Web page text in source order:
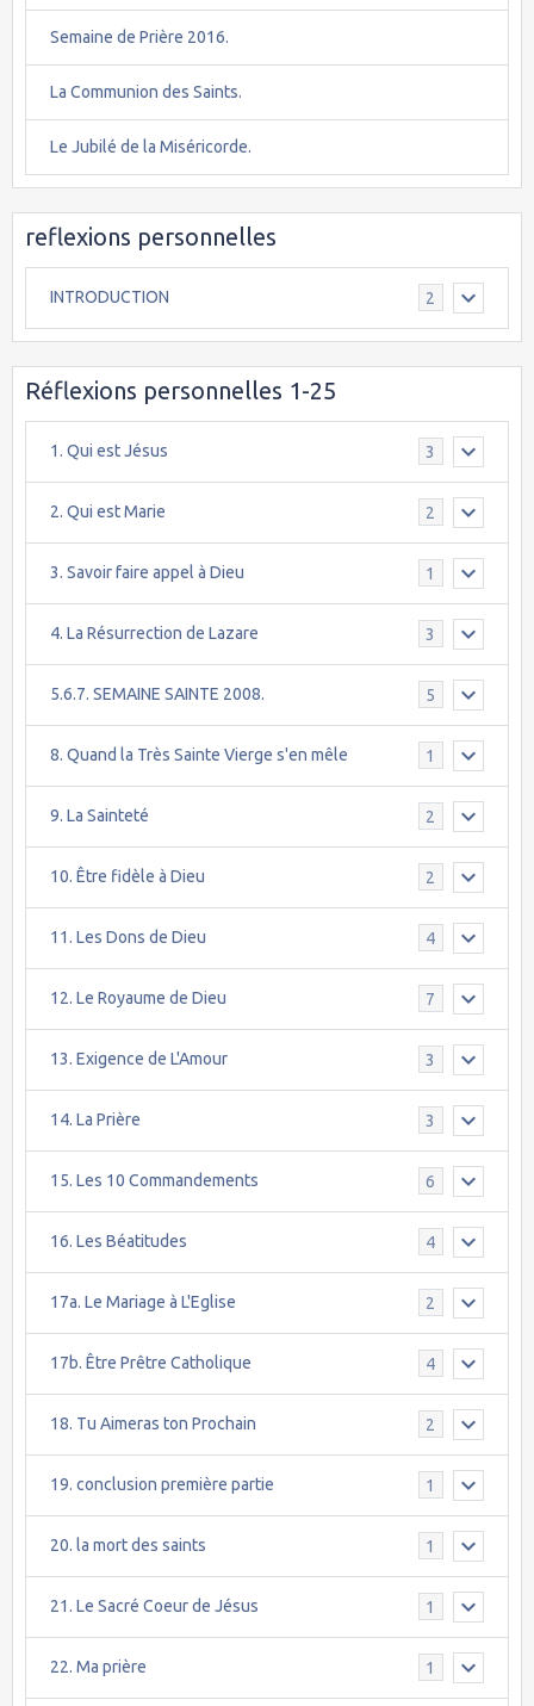
Semaine de Prière 2016.
La Communion des Saints.
Le Jubilé de la Miséricorde.
reflexions personnelles
INTRODUCTION 2
Réflexions personnelles 1-25
1. Qui est Jésus 3
2. Qui est Marie 2
3. Savoir faire appel à Dieu 1
4. La Résurrection de Lazare 3
5.6.7. SEMAINE SAINTE 2008. 5
8. Quand la Très Sainte Vierge s'en mêle 1
9. La Sainteté 2
10. Être fidèle à Dieu 2
11. Les Dons de Dieu 4
12. Le Royaume de Dieu 7
13. Exigence de L'Amour 3
14. La Prière 3
15. Les 10 Commandements 6
16. Les Béatitudes 4
17a. Le Mariage à L'Eglise 2
17b. Être Prêtre Catholique 4
18. Tu Aimeras ton Prochain 2
19. conclusion première partie 1
20. la mort des saints 1
21. Le Sacré Coeur de Jésus 1
22. Ma prière 1